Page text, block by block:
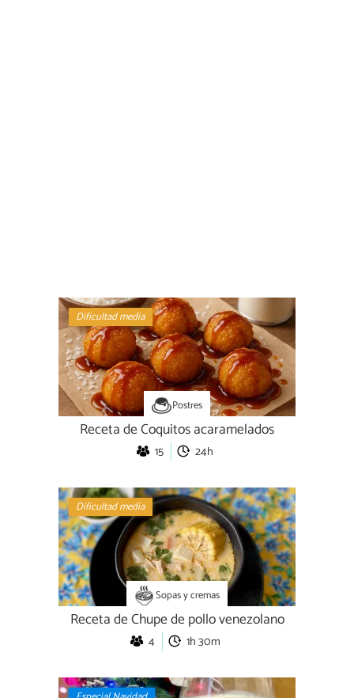
Dificultad media
Postres
Receta de Coquitos acaramelados
15 24h
Dificultad media
Sopas y cremas
Receta de Chupe de pollo venezolano
4 1h 30m